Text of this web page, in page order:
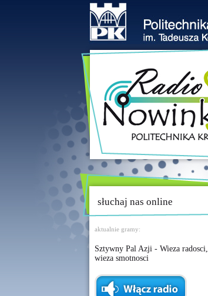
słuchaj nas online
aktualnie gramy:
Sztywny Pal Azji - Wieza radosci,
wieza smotnosci